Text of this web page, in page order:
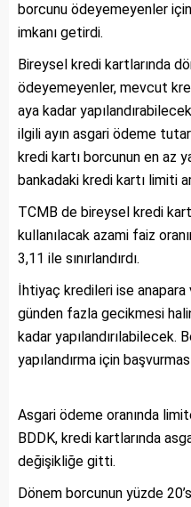
borcunu ödeyemeyenler
imkanı getirdi.
Bireysel kredi kartlarında
ödeyemeyenler, mevcut
aya kadar
ilgili ayın asgari ödeme
kredi kartı borcunun en az
bankadaki kredi kartı limiti
TCMB de bireysel kredi
kullanılacak azami faiz
3,11 ile sınırlandırdı.
İhtiyaç kredileri ise
günden fazla gecikmesi
kadar yapılandırılabilecek.
yapılandırma için
Asgari ödeme oranında
BDDK, kredi kartlarında
değişikliğe gitti.
Dönem borcunun yüzde